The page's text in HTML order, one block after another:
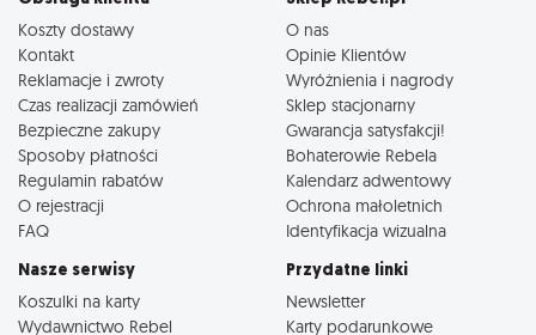
Koszty dostawy
Kontakt
Reklamacje i zwroty
Czas realizacji zamówień
Bezpieczne zakupy
Sposoby płatności
Regulamin rabatów
O rejestracji
FAQ
O nas
Opinie Klientów
Wyróżnienia i nagrody
Sklep stacjonarny
Gwarancja satysfakcji!
Bohaterowie Rebela
Kalendarz adwentowy
Ochrona małoletnich
Identyfikacja wizualna
Nasze serwisy
Koszulki na karty
Wydawnictwo Rebel
Przydatne linki
Newsletter
Karty podarunkowe